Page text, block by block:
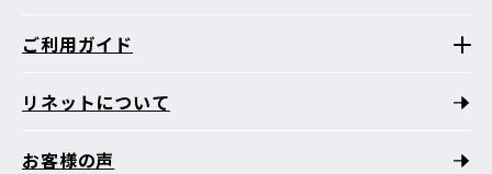
ご利用ガイド
リネットについて
お客様の声